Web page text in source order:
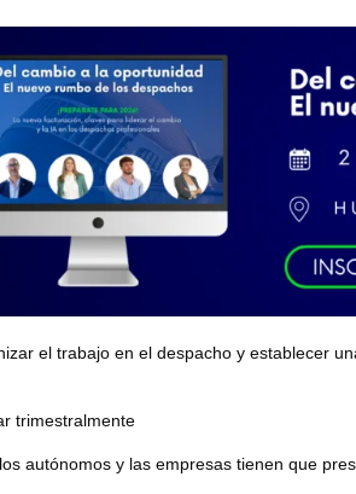
el trabajo en el despacho y establecer
trimestralmente
autónomos y las empresas tienen que